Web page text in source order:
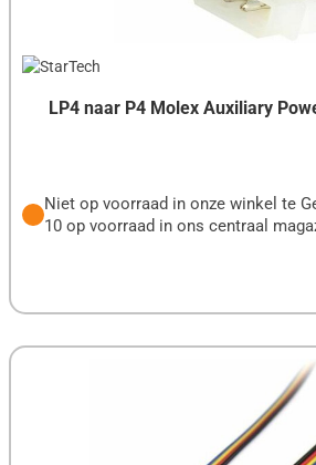
LP4 naar P4 Molex Auxiliary
Niet op voorraad in onze winkel te
10 op voorraad in ons centraal